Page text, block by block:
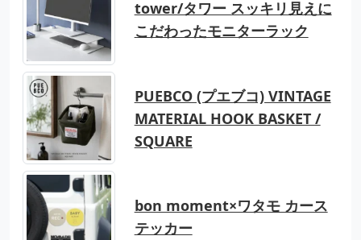
tower/タワー スッキリ見えに
こだわったモニターラック
PUEBCO (プエブコ) VINTAGE
MATERIAL HOOK BASKET /
SQUARE
bon moment×ワタモ カース
テッカー